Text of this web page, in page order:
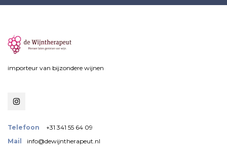
importeur van bijzondere wijnen
Telefoon
+31 341 55 64 09
Mail
info@dewijntherapeut.nl